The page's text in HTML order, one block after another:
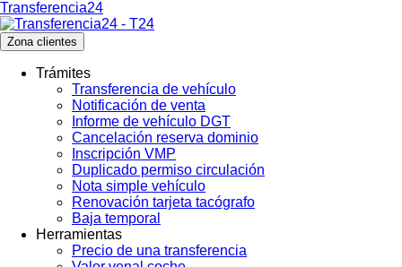
Transferencia24
Zona clientes
Trámites
Transferencia de vehículo
Notificación de venta
Informe de vehículo DGT
Cancelación reserva dominio
Inscripción VMP
Duplicado permiso circulación
Nota simple vehículo
Renovación tarjeta tacógrafo
Baja temporal
Herramientas
Precio de una transferencia